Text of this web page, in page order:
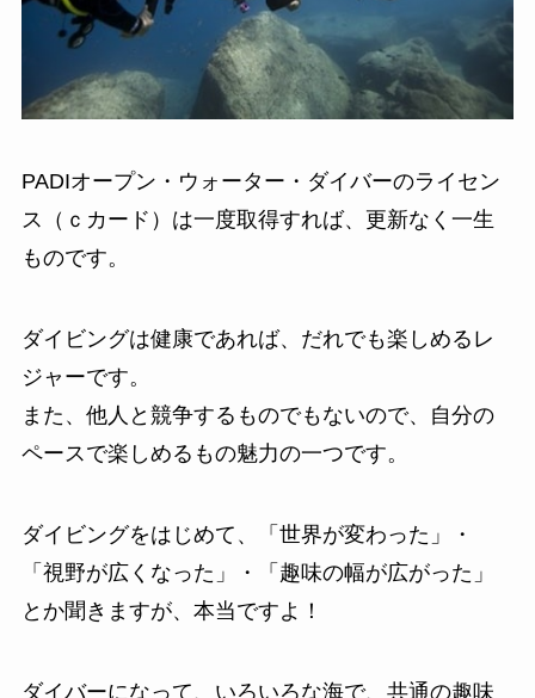
PADIオープン・ウォーター・ダイバーのライセン
ス（ｃカード）は一度取得すれば、更新なく一生
ものです。
ダイビングは健康であれば、だれでも楽しめるレ
ジャーです。
また、他人と競争するものでもないので、自分の
ペースで楽しめるもの魅力の一つです。
ダイビングをはじめて、「世界が変わった」・
「視野が広くなった」・「趣味の幅が広がった」
とか聞きますが、本当ですよ！
ダイバーになって、いろいろな海で、共通の趣味